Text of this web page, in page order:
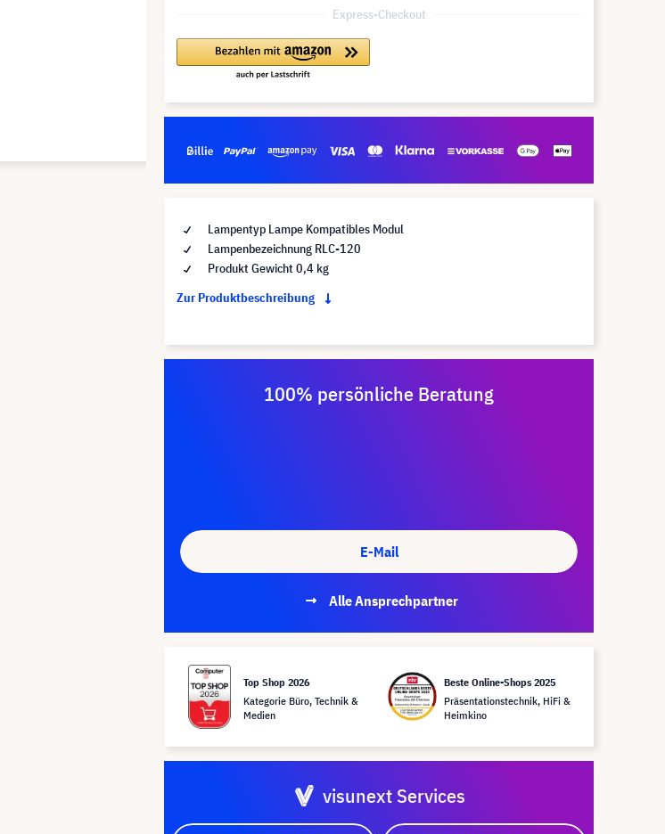
Express-Checkout
Lampentyp Lampe Kompatibles Modul
Lampenbezeichnung RLC-120
Produkt Gewicht 0,4 kg
Zur Produktbeschreibung
100% persönliche Beratung
E-Mail
Alle Ansprechpartner
Top Shop 2026
Kategorie Büro, Technik &
Medien
Beste Online-Shops 2025
Präsentationstechnik, HiFi &
Heimkino
visunext Services